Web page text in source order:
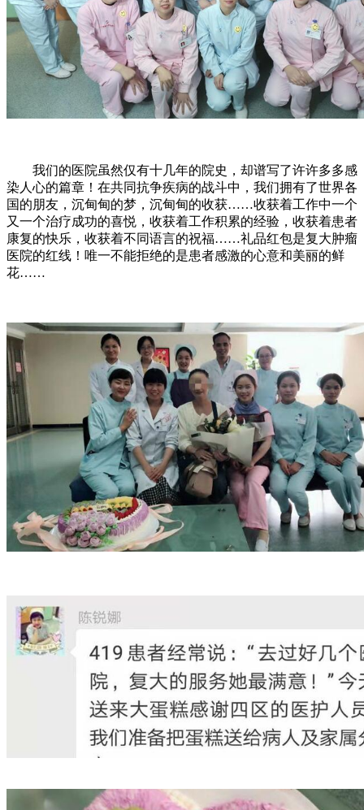
我们的医院虽然仅有十几年的院史，却谱写了许许多多感
染人心的篇章！在共同抗争疾病的战斗中，我们拥有了世界各
国的朋友，沉甸甸的梦，沉甸甸的收获……收获着工作中一个
又一个治疗成功的喜悦，收获着工作积累的经验，收获着患者
康复的快乐，收获着不同语言的祝福……礼品红包是复大肿瘤
医院的红线！唯一不能拒绝的是患者感激的心意和美丽的鲜
花……